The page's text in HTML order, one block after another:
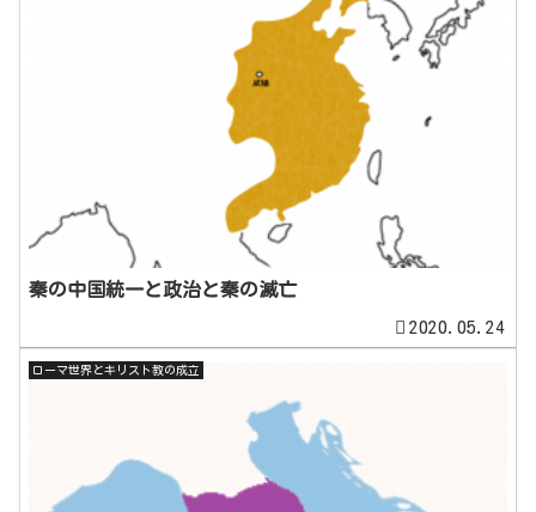
秦の中国統一と政治と秦の滅亡
2020.05.24
ローマ世界とキリスト教の成立